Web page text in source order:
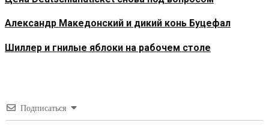
Александр Македонский и дикий конь Буцефал
Шиллер и гнилые яблоки на рабочем столе
Подписаться